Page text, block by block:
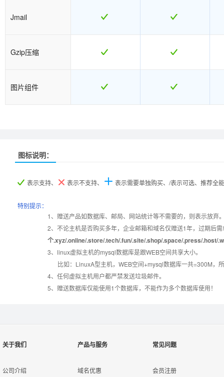
Jmail
Gzip压缩
图片组件
产品名称
Urlrewrite
产品名称
数据定期备份
400服务电话
图标说明：
表示支持、 表示不支持、 表示需要单独购买、/表示可选、推荐全
特别提示：
1、赠送产品如数据库、邮局、网站统计等不需要的，则表示放弃
2、不论主机是否购买多年，企业邮箱和域名仅赠送1年，过期后
个.xyz/.online/.store/.tech/.fun/.site/.shop/.space/.press/.host/
3、linux虚拟主机的mysql数据库是跟WEB空间共享大小。
比如：LinuxA型主机，WEB空间+mysql数据库一共=300M，
4、任何虚拟主机用户都严禁发送垃圾邮件。
5、赠送数据库仅能使用1个数据库，不能作为多个数据库使用！
关于我们
公司介绍
产品与服务
域名优惠
常见问题
会员注册